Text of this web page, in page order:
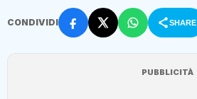
CONDIVIDI SHARE
PUBBLICITÀ